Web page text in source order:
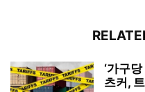
‘가구
츠커,